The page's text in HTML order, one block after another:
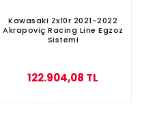
Kawasaki Zx10r 2021-2022
Akrapoviç Racing Line Egzoz
Sistemi
122.904,08 TL